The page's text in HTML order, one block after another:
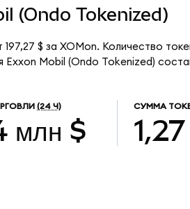
(Ondo Tokenized)
$ за XOMon. Количество
Mobil (Ondo Tokenized)
(24 Ч)
млн $
СУММА